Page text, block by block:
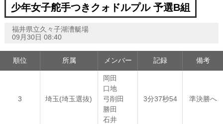
少年女子舵手つきクォドルプル 予選B組
福井県立久々子湖漕艇場
09月30日 08:40
順位 所属 メンバー 記録 備考
3 埼玉(埼玉選抜)
岡田
口地
弓削田
勝田
石井
3分37秒54 準決勝へ